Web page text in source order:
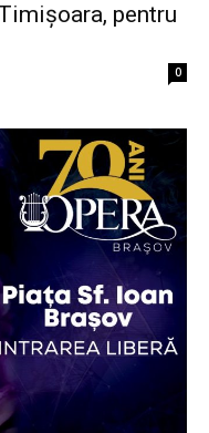
pentru
0